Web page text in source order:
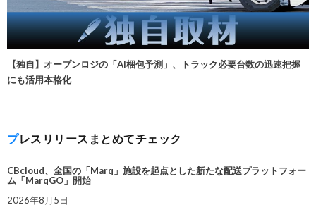
【独自】オープンロジの「AI梱包予測」、トラック必要台数の迅速把握
にも活用本格化
プレスリリースまとめてチェック
CBcloud、全国の「Marq」施設を起点とした新たな配送プラットフォー
ム「MarqGO」開始
2026年8月5日